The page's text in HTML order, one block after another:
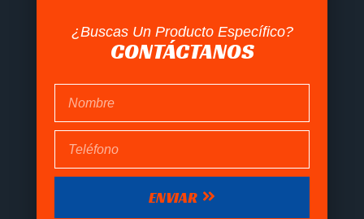
¿Buscas Un Producto Específico?
CONTÁCTANOS
ENVIAR